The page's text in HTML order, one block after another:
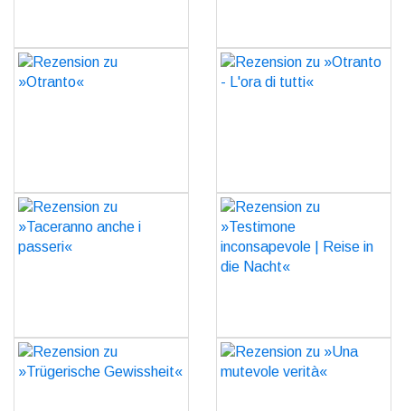
Rezension zu »Otranto«
Rezension zu »Otranto -
L'ora di tutti«
Rezension zu »Taceranno
anche i passeri«
Rezension zu »Testimone
inconsapevole | Reise in
die Nacht«
Rezension zu
»Trügerische Gewissheit«
Rezension zu »Una
mutevole verità«